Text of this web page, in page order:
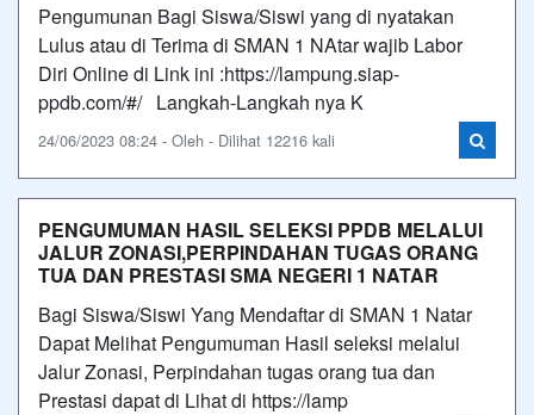
Pengumunan Bagi Siswa/Siswi yang di nyatakan
Lulus atau di Terima di SMAN 1 NAtar wajib Labor
Diri Online di Link ini :https://lampung.siap-
ppdb.com/#/ Langkah-Langkah nya K
24/06/2023 08:24 - Oleh - Dilihat 12216 kali
PENGUMUMAN HASIL SELEKSI PPDB MELALUI
JALUR ZONASI,PERPINDAHAN TUGAS ORANG
TUA DAN PRESTASI SMA NEGERI 1 NATAR
Bagi Siswa/Siswi Yang Mendaftar di SMAN 1 Natar
Dapat Melihat Pengumuman Hasil seleksi melalui
Jalur Zonasi, Perpindahan tugas orang tua dan
Prestasi dapat di Lihat di https://lamp